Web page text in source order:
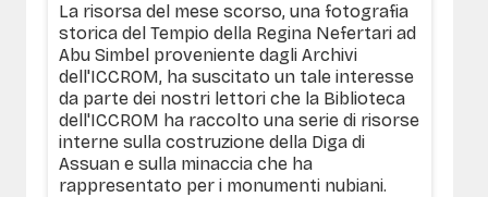
La risorsa del mese scorso, una fotografia
storica del Tempio della Regina Nefertari ad
Abu Simbel proveniente dagli Archivi
dell'ICCROM, ha suscitato un tale interesse
da parte dei nostri lettori che la Biblioteca
dell'ICCROM ha raccolto una serie di risorse
interne sulla costruzione della Diga di
Assuan e sulla minaccia che ha
rappresentato per i monumenti nubiani.